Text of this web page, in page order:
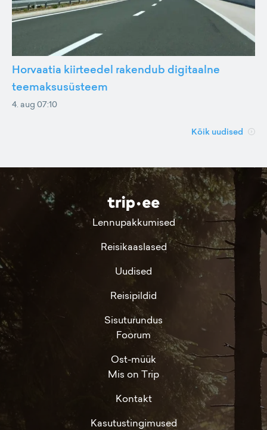
Horvaatia kiirteedel rakendub digitaalne
teemaksusüsteem
4. aug 07:10
Kõik uudised
Lennupakkumised
Reisikaaslased
Uudised
Reisipildid
Sisuturundus
Foorum
Ost-müük
Mis on Trip
Kontakt
Kasutustingimused